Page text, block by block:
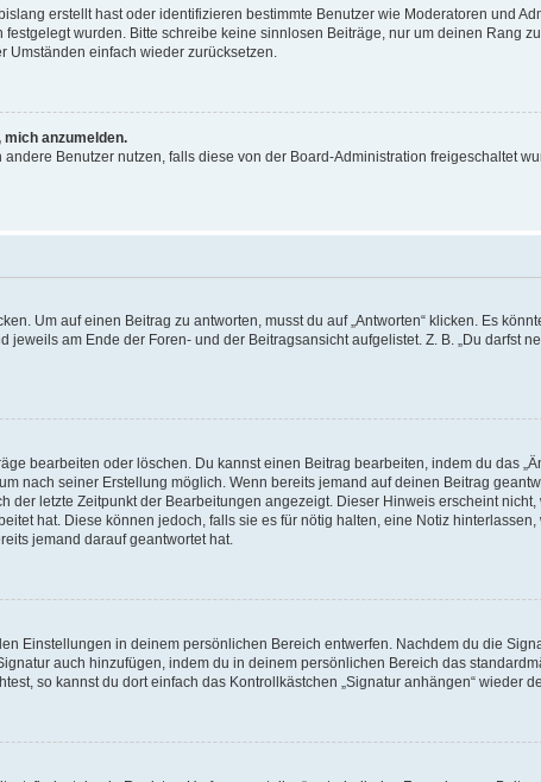
erstellt hast oder identifizieren bestimmte Benutzer wie Moderatoren und
wurden. Bitte schreibe keine sinnlosen Beiträge, nur um deinen Rang
einfach wieder zurücksetzen.
anzumelden.
Benutzer nutzen, falls diese von der Board-Administration freigeschaltet
Um auf einen Beitrag zu antworten, musst du auf „Antworten“ klicken. Es
am Ende der Foren- und der Beitragsansicht aufgelistet. Z. B. „Du darfst
bearbeiten oder löschen. Du kannst einen Beitrag bearbeiten, indem du das
nach seiner Erstellung möglich. Wenn bereits jemand auf deinen Beitrag
letzte Zeitpunkt der Bearbeitungen angezeigt. Dieser Hinweis erscheint
hat. Diese können jedoch, falls sie es für nötig halten, eine Notiz
jemand darauf geantwortet hat.
Einstellungen in deinem persönlichen Bereich entwerfen. Nachdem du die
auch hinzufügen, indem du in deinem persönlichen Bereich das
so kannst du dort einfach das Kontrollkästchen „Signatur anhängen“ wieder